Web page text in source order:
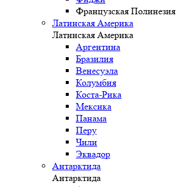
Французская Полинезия
Латинская Америка
Латинская Америка
Аргентина
Бразилия
Венесуэла
Колумбия
Коста-Рика
Мексика
Панама
Перу
Чили
Эквадор
Антарктида
Антарктида